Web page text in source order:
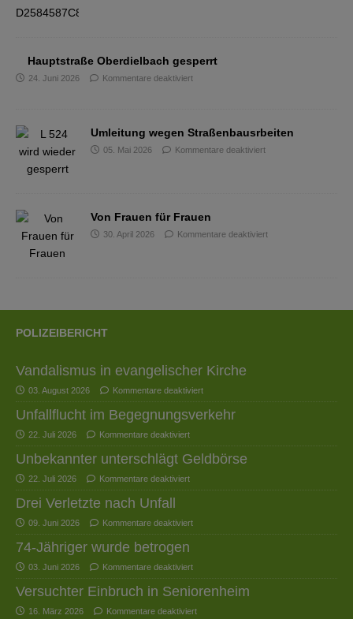
Hauptstraße Oberdielbach gesperrt
24. Juni 2026 Kommentare deaktiviert
Umleitung wegen Straßenbausrbeiten
05. Mai 2026 Kommentare deaktiviert
Von Frauen für Frauen
30. April 2026 Kommentare deaktiviert
POLIZEIBERICHT
Vandalismus in evangelischer Kirche
03. August 2026 Kommentare deaktiviert
Unfallflucht im Begegnungsverkehr
22. Juli 2026 Kommentare deaktiviert
Unbekannter unterschlägt Geldbörse
22. Juli 2026 Kommentare deaktiviert
Drei Verletzte nach Unfall
09. Juni 2026 Kommentare deaktiviert
74-Jähriger wurde betrogen
03. Juni 2026 Kommentare deaktiviert
Versuchter Einbruch in Seniorenheim
16. März 2026 Kommentare deaktiviert